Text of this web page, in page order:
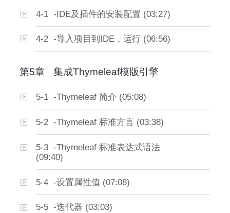
4-1 -IDE及插件的安装配置 (03:27)
4-2 -导入项目到IDE，运行 (06:56)
第5章 集成Thymeleaf模版引擎
5-1 -Thymeleaf 简介 (05:08)
5-2 -Thymeleaf 标准方言 (03:38)
5-3 -Thymeleaf 标准表达式语法
(09:40)
5-4 -设置属性值 (07:08)
5-5 -迭代器 (03:03)